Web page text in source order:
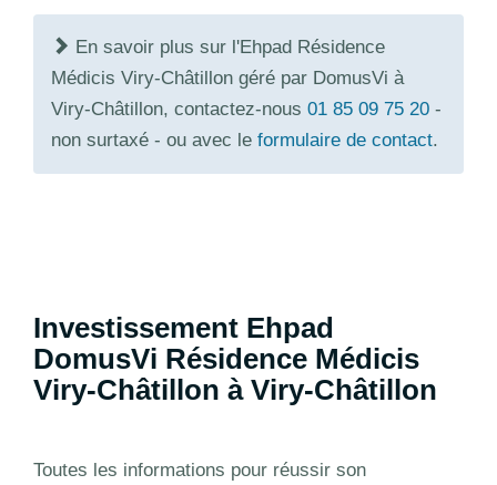
En savoir plus sur l'Ehpad Résidence
Médicis Viry-Châtillon géré par DomusVi à
Viry-Châtillon, contactez-nous 01 85 09 75 20 -
non surtaxé - ou avec le formulaire de contact.
Investissement Ehpad
DomusVi Résidence Médicis
Viry-Châtillon à Viry-Châtillon
Toutes les informations pour réussir son